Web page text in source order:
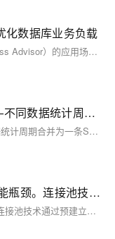
化数据库业务负载
本文介绍了Oracle的SQL访问指导（SQL Access Advisor）的应用场景及其使用方法。访问指导通过分析给定的工作负载，提供索引、物化视图和分区等方面的优化建议，帮助DBA提升数据库性能。具体步骤包括创建访问指导任务、创建工作负载、连接工作负载至访问指导、设置任务参数、运行访问指导、查看和应用优化建议。访问指导不仅针对单条SQL语句，还能综合考虑多条SQL语句的优化效果，为DBA提供全面的决策支持。
gbase 8a 数据库 SQL合并类优化——不同数据统计周期合并为一条SQL语句
gbase 8a 数据库 SQL合并类优化——不同数据统计周期合并为一条SQL语句
在Java应用中，数据库访问常成为性能瓶颈。连接池技术通过预建立并复用数据库连接，有效减少连接开销，提升访问效率
在Java应用中，数据库访问常成为性能瓶颈。连接池技术通过预建立并复用数据库连接，有效减少连接开销，提升访问效率。本文介绍了连接池的工作原理、优势及实现方法，并提供了HikariCP的示例代码。